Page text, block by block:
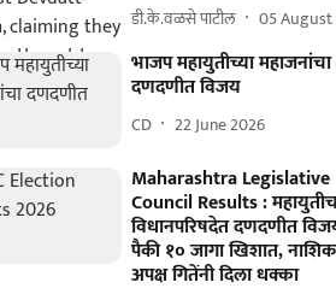
डी.के.वळसे पाटील 05
भाजप महायुतीच्या महाजनांचा
दणदणीत विजय
CD 22 June 2026
Maharashtra Legislative
Council Results :
विधानपरिषदेत दणदणीत
पैकी १० जागा खिशात,
अपक्ष गितेंनी दिला धक्का